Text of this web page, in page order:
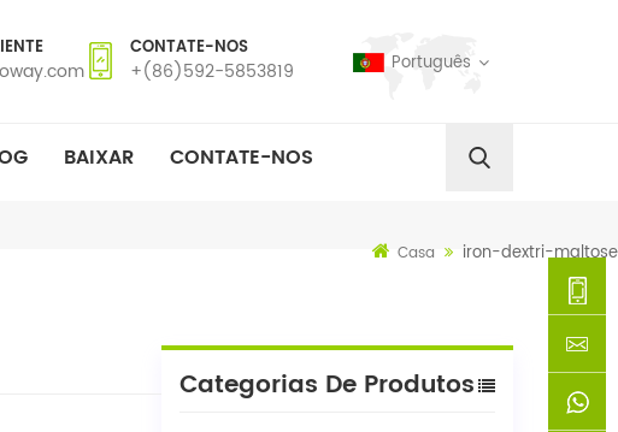
CONTATE-NOS
+(86)592-5853819 Português
BAIXAR CONTATE-NOS
Casa iron-dextri-maltose
Categorias De Produtos